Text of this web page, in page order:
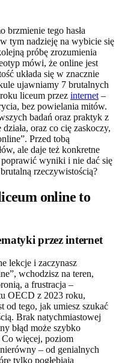
brzmienie tego hasła
tym nadzieję na wybicie się
próbę zrozumienia
mówi, że online jest
układa się w znacznie
ujawniamy 7 brutalnych
liceum przez internet –
bez powielania mitów.
badań oraz praktyk z
oraz co cię zaskoczy,
Przed tobą
ale daje też konkretne
wyniki i nie dać się
rzeczywistością?
online to
przez internet
lekcje i zaczynasz
wchodzisz na teren,
a frustracja –
OECD z 2023 roku,
od tego, jak umiesz szukać
Brak natychmiastowej
błąd może szybko
więcej, poziom
– od genialnych
tylko pogłębiają